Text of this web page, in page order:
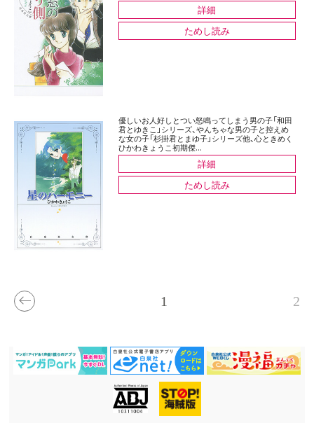
詳細
ためし読み
優しいお人好しとつい怒鳴ってしまう男の子「和田
君とゆきこ」シリーズ、やんちゃな男の子と控えめ
な女の子「杉掛君とまゆ子」シリーズ他、心ときめく
ひかわきょうこ初期傑...
詳細
ためし読み
1 2